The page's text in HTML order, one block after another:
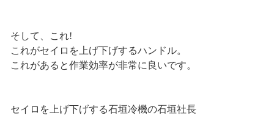
そして、これ!
これがセイロを上げ下げするハンドル。
これがあると作業効率が非常に良いです。
セイロを上げ下げする石垣冷機の石垣社長